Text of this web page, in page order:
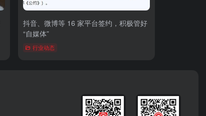
抖音、微博等 16 家平台签约，积极管好
“自媒体”
行业动态